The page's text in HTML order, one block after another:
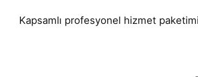
Kapsamlı profesyonel hizmet